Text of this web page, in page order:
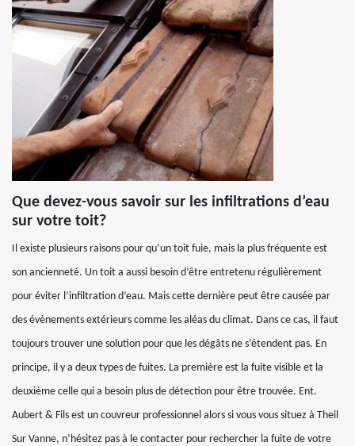
Que devez-vous savoir sur les infiltrations d’eau
sur votre toit?
Il existe plusieurs raisons pour qu’un toit fuie, mais la plus fréquente est
son ancienneté. Un toit a aussi besoin d’être entretenu régulièrement
pour éviter l’infiltration d’eau. Mais cette dernière peut être causée par
des évènements extérieurs comme les aléas du climat. Dans ce cas, il faut
toujours trouver une solution pour que les dégâts ne s’étendent pas. En
principe, il y a deux types de fuites. La première est la fuite visible et la
deuxième celle qui a besoin plus de détection pour être trouvée. Ent.
Aubert & Fils est un couvreur professionnel alors si vous vous situez à Theil
Sur Vanne, n’hésitez pas à le contacter pour rechercher la fuite de votre